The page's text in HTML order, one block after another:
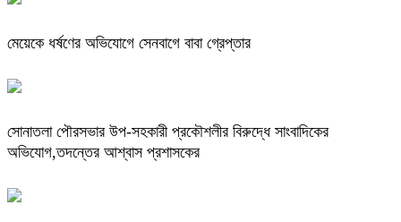
মেয়েকে ধর্ষণের অভিযোগে সেনবাগে বাবা গ্রেপ্তার
সোনাতলা পৌরসভার উপ-সহকারী প্রকৌশলীর বিরুদ্ধে সাংবাদিকের
অভিযোগ,তদন্তের আশ্বাস প্রশাসকের